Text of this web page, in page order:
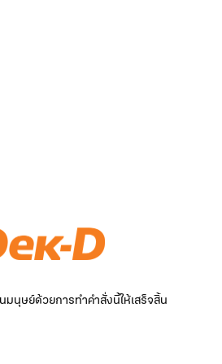
นุษย์ด้วยการทำคำสั่งนี้ให้เสร็จสิ้น